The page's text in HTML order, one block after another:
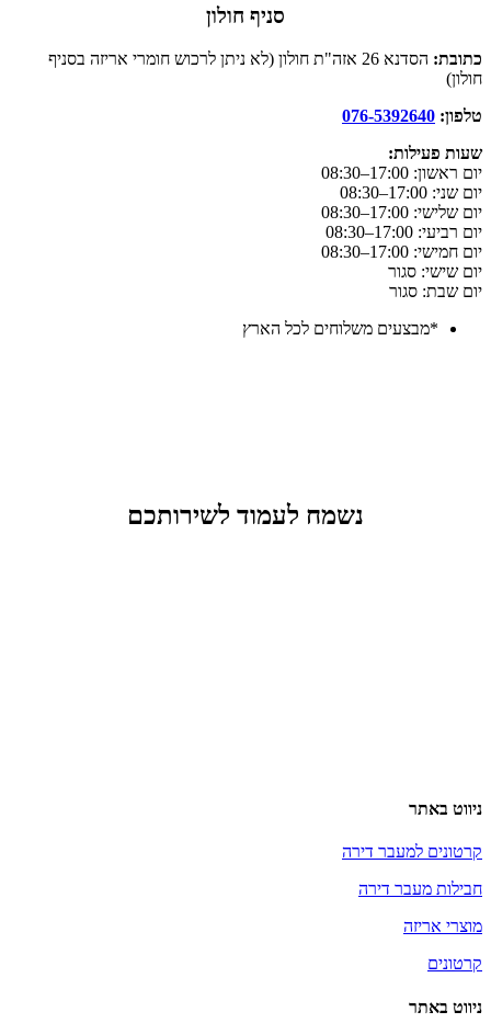
סניף חולון
כתובת:
הסדנא 26 אזה"ת חולון (לא ניתן לרכוש חומרי אריזה בסניף
חולון)
טלפון: 076-5392640
שעות פעילות:
יום ראשון: 17:00–08:30
יום שני: 17:00–08:30
יום שלישי: 17:00–08:30
יום רביעי: 17:00–08:30
יום חמישי: 17:00–08:30
יום שישי: סגור
יום שבת: סגור
*מבצעים משלוחים לכל הארץ
נשמח לעמוד לשירותכם
ניווט באתר
קרטונים למעבר דירה
חבילות מעבר דירה
מוצרי אריזה
קרטונים
ניווט באתר